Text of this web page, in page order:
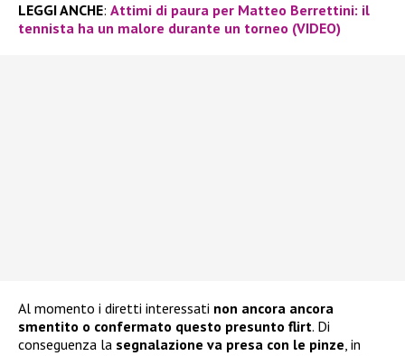
LEGGI ANCHE: Attimi di paura per Matteo Berrettini: il
tennista ha un malore durante un torneo (VIDEO)
Al momento i diretti interessati non ancora ancora
smentito o confermato questo presunto flirt. Di
conseguenza la segnalazione va presa con le pinze, in